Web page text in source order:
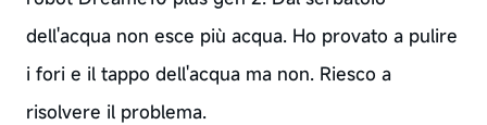
dell'acqua non esce più acqua. Ho provato a pulire
i fori e il tappo dell'acqua ma non. Riesco a
risolvere il problema.